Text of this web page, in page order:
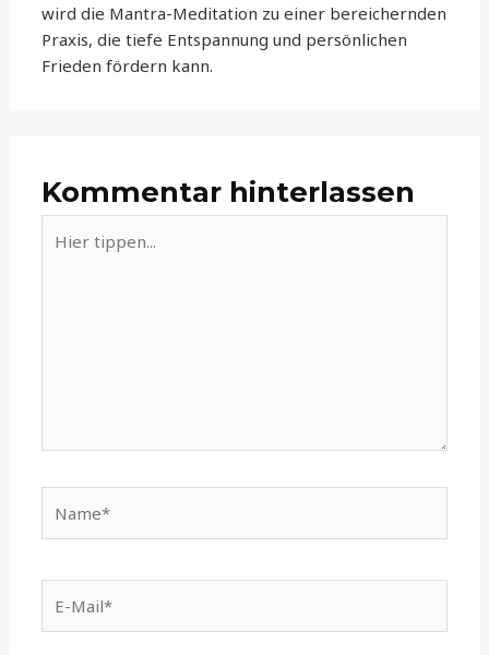
wird die Mantra-Meditation zu einer bereichernden
Praxis, die tiefe Entspannung und persönlichen
Frieden fördern kann.
Kommentar hinterlassen
tippen...
Mail*